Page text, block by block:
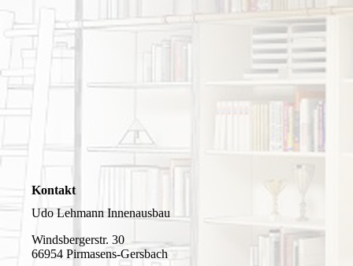
Kontakt
Udo Lehmann Innenausbau
Windsbergerstr. 30
66954 Pirmasens-Gersbach